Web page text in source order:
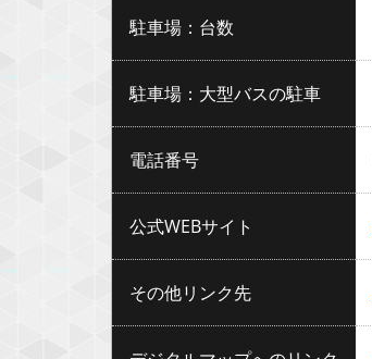
駐車場：台数
駐車場：大型バスの駐車
電話番号
公式WEBサイト
その他リンク先